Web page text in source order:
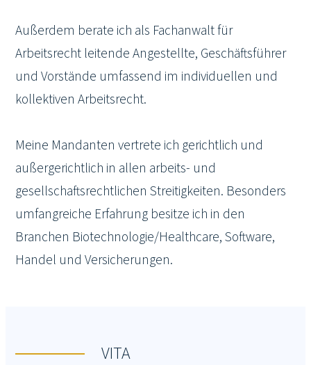
Außerdem berate ich als Fachanwalt für
Arbeitsrecht leitende Angestellte, Geschäftsführer
und Vorstände umfassend im individuellen und
kollektiven Arbeitsrecht.
Meine Mandanten vertrete ich gerichtlich und
außergerichtlich in allen arbeits- und
gesellschaftsrechtlichen Streitigkeiten. Besonders
umfangreiche Erfahrung besitze ich in den
Branchen Biotechnologie/Healthcare, Software,
Handel und Versicherungen.
VITA